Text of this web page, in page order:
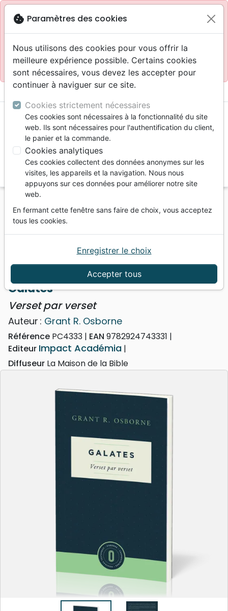
blockSite réservé aux professionnels
Accès pour les professionnels : Se connecter
Site pour le grand public : La Maison de la Bible
menu
Vous ne pouvez pas créer de nouvelle commande
depuis votre pays (United States).
Commentaires
Galates
Galates - Verset par verset
Galates
Verset par verset
Auteur : Grant R. Osborne
Référence PC4333 EAN 9782924743331
Editeur Impact Académia
Diffuseur La Maison de la Bible
cookie Paramètres des cookies
Nous utilisons des cookies pour vous offrir la
meilleure expérience possible. Certains cookies
sont nécessaires, vous devez les accepter pour
continuer à naviguer sur ce site.
Cookies strictement nécessaires
Ces cookies sont nécessaires à la fonctionnalité du site
web. Ils sont nécessaires pour l'authentification du client,
le panier et la commande.
Cookies analytiques
Ces cookies collectent des données anonymes sur les
visites, les appareils et la navigation. Nous nous
appuyons sur ces données pour améliorer notre site
web.
En fermant cette fenêtre sans faire de choix, vous acceptez
tous les cookies.
Accepter tous
Enregistrer le choix